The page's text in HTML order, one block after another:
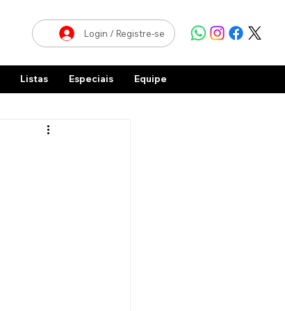
Login / Registre-se
Listas Especiais Equipe